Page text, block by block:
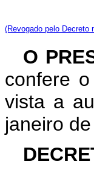
(Revogado pelo Decreto
O
confere
vista a
janeiro